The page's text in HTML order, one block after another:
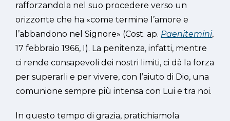
rafforzandola nel suo procedere verso un
orizzonte che ha «come termine l’amore e
l’abbandono nel Signore» (Cost. ap. Paenitemini,
17 febbraio 1966, I). La penitenza, infatti, mentre
ci rende consapevoli dei nostri limiti, ci dà la forza
per superarli e per vivere, con l’aiuto di Dio, una
comunione sempre più intensa con Lui e tra noi.
In questo tempo di grazia, pratichiamola